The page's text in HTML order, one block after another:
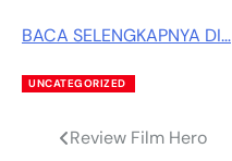
BACA SELENGKAPNYA DI…
UNCATEGORIZED
PostReview Film Hero